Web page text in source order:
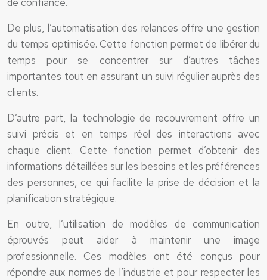
De plus, l’automatisation des relances offre une gestion
du temps optimisée. Cette fonction permet de libérer du
temps pour se concentrer sur d’autres tâches
importantes tout en assurant un suivi régulier auprès des
clients.
D’autre part, la technologie de recouvrement offre un
suivi précis et en temps réel des interactions avec
chaque client. Cette fonction permet d’obtenir des
informations détaillées sur les besoins et les préférences
des personnes, ce qui facilite la prise de décision et la
planification stratégique.
En outre, l’utilisation de modèles de communication
éprouvés peut aider à maintenir une image
professionnelle. Ces modèles ont été conçus pour
répondre aux normes de l’industrie et pour respecter les